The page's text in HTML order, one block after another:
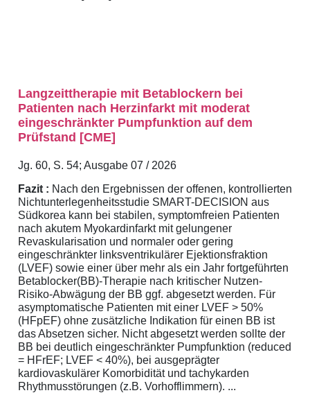
Langzeittherapie mit Betablockern bei
Patienten nach Herzinfarkt mit moderat
eingeschränkter Pumpfunktion auf dem
Prüfstand [CME]
Jg. 60, S. 54; Ausgabe 07 / 2026
Fazit : Nach den Ergebnissen der offenen, kontrollierten
Nichtunterlegenheitsstudie SMART-DECISION aus
Südkorea kann bei stabilen, symptomfreien Patienten
nach akutem Myokardinfarkt mit gelungener
Revaskularisation und normaler oder gering
eingeschränkter linksventrikulärer Ejektionsfraktion
(LVEF) sowie einer über mehr als ein Jahr fortgeführten
Betablocker(BB)-Therapie nach kritischer Nutzen-
Risiko-Abwägung der BB ggf. abgesetzt werden. Für
asymptomatische Patienten mit einer LVEF > 50%
(HFpEF) ohne zusätzliche Indikation für einen BB ist
das Absetzen sicher. Nicht abgesetzt werden sollte der
BB bei deutlich eingeschränkter Pumpfunktion (reduced
= HFrEF; LVEF < 40%), bei ausgeprägter
kardiovaskulärer Komorbidität und tachykarden
Rhythmusstörungen (z.B. Vorhofflimmern). ...